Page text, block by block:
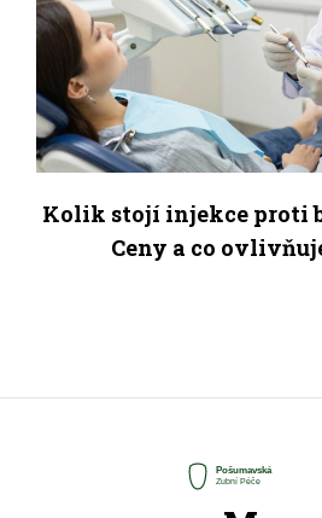
Kolik stojí injekce proti
Ceny a co